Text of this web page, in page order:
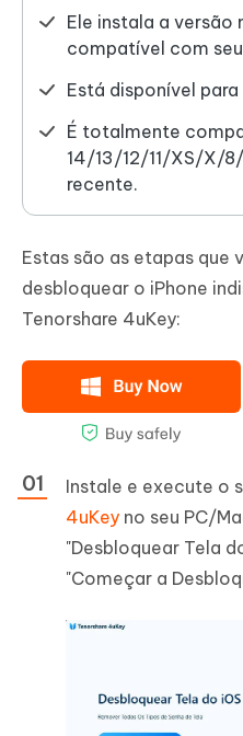
Ele instala a versão
compatível com
Está disponível
É totalmente
14/13/12/11/XS/X/
recente.
Estas são as etapas que
desbloquear o iPhone
Tenorshare 4uKey:
Instale e execute o
4uKey no seu PC/
"Desbloquear Tela
"Começar a